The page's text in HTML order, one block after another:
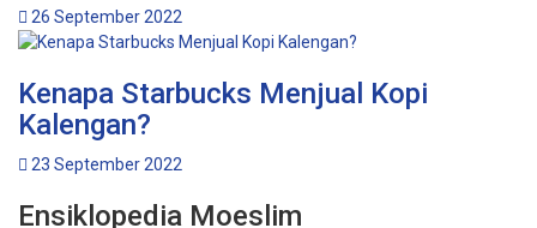
26 September 2022
Kenapa Starbucks Menjual Kopi
Kalengan?
23 September 2022
Ensiklopedia Moeslim